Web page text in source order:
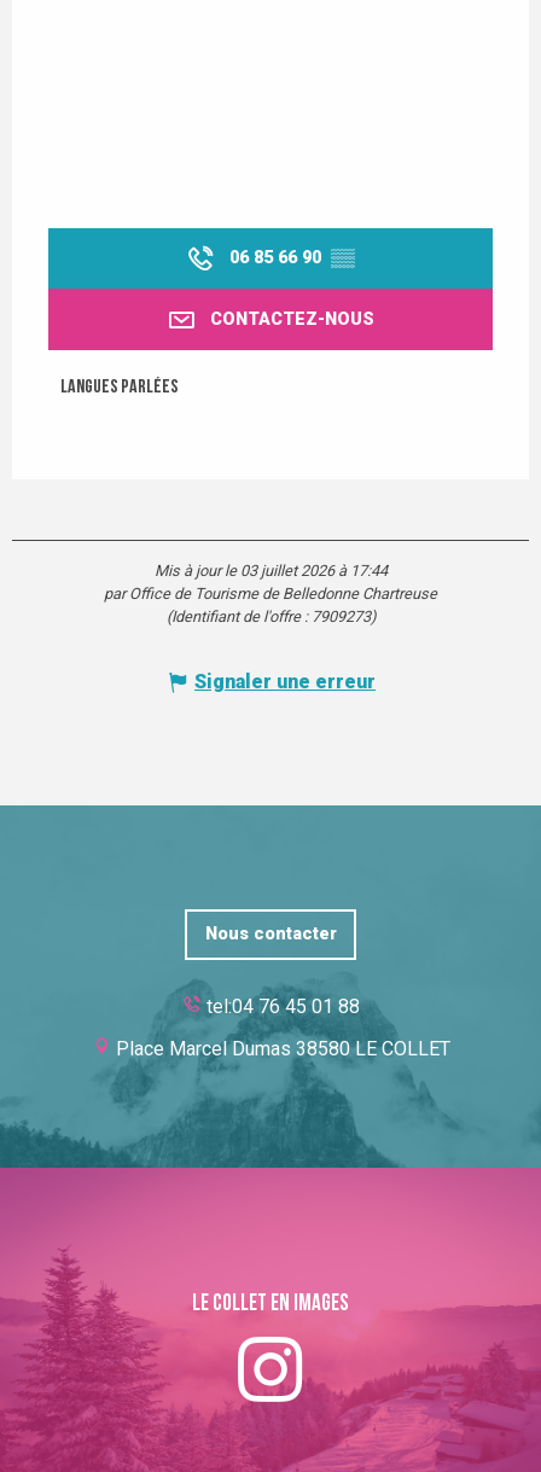
06 85 66 90 ▒▒
CONTACTEZ-NOUS
Langues parlées
Langues parlées
Mis à jour le 03 juillet 2026 à 17:44
par Office de Tourisme de Belledonne Chartreuse
(Identifiant de l'offre : 7909273)
Signaler une erreur
Nous contacter
tel:04 76 45 01 88
Place Marcel Dumas 38580 LE COLLET
Le collet en images